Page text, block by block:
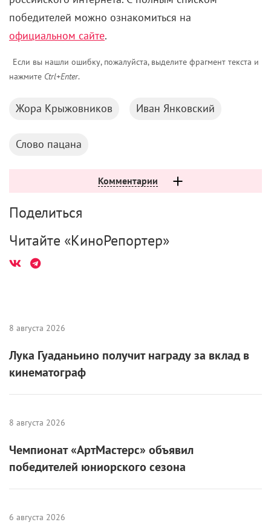
победителей можно ознакомиться на
официальном сайте.
Если вы нашли ошибку, пожалуйста, выделите фрагмент текста и
нажмите Ctrl+Enter.
Жора Крыжовников Иван Янковский
Слово пацана
Комментарии
Поделиться
Читайте «КиноРепортер»
8 августа 2026
Лука Гуаданьино получит награду за вклад в
кинематограф
8 августа 2026
Чемпионат «АртМастерс» объявил
победителей юниорского сезона
6 августа 2026